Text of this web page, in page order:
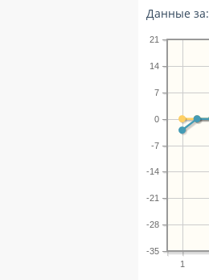
Данные за:
1
-35
-28
-21
-14
-7
0
7
14
21